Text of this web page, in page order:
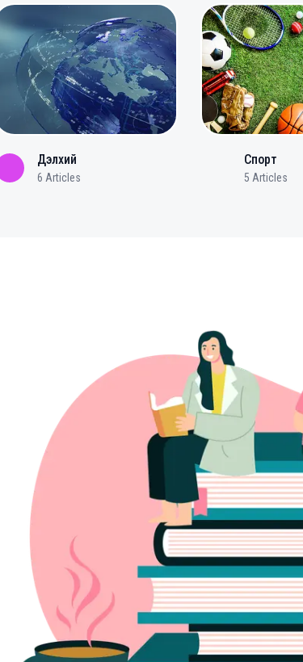
Дэлхий
6 Articles
Спорт
5 Articles